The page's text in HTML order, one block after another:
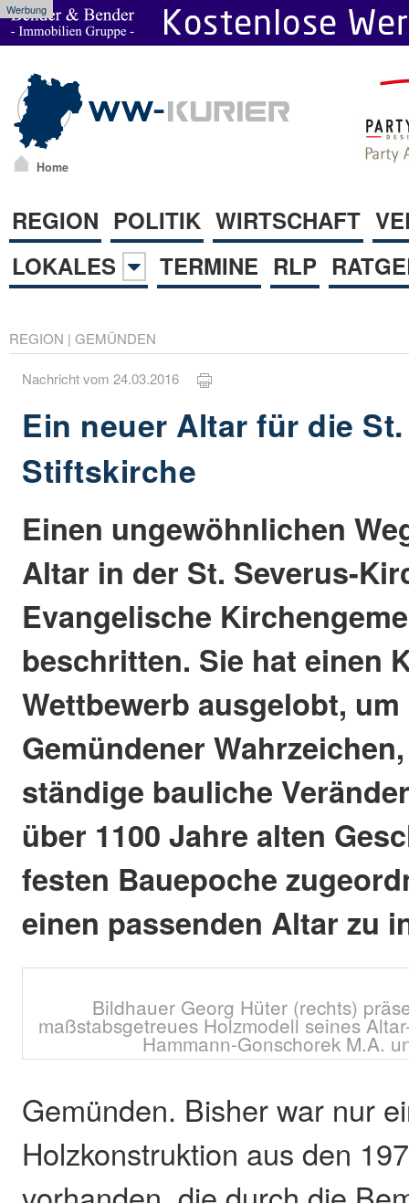
Werbung
Home
REGION POLITIK WIRTSCHAFT
LOKALES
TERMINE RLP
REGION | GEMÜNDEN
Nachricht vom 24.03.2016
Ein neuer Altar für die
Stiftskirche
Einen ungewöhnlichen
Altar in der St. Severus-
Evangelische
beschritten. Sie hat einen
Wettbewerb ausgelobt,
Gemündener
ständige bauliche
über 1100 Jahre alten
festen Bauepoche
einen passenden Altar zu
Bildhauer Georg Hüter (rechts)
maßstabsgetreues Holzmodell seines
Hammann-Gonschorek M.A.
Gemünden. Bisher war nur
Holzkonstruktion aus den